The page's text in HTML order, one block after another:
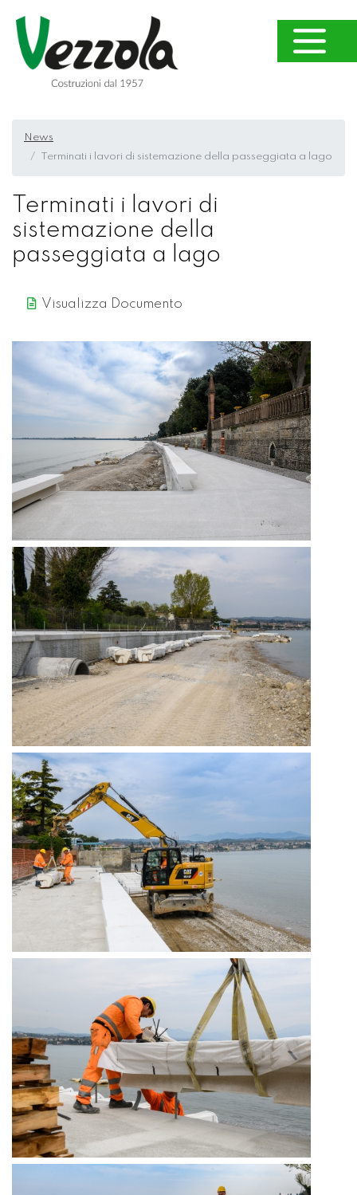
News
Terminati i lavori di sistemazione della passeggiata a lago
Terminati i lavori di
sistemazione della
passeggiata a lago
Visualizza Documento